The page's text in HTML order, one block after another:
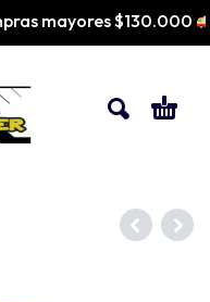
mayores $130.000